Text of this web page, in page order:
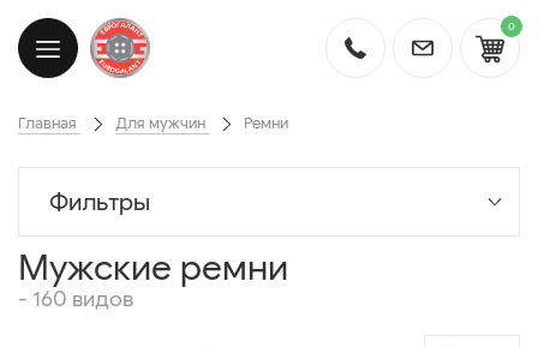
0
Главная Для мужчин Ремни
Фильтры
Мужские ремни
- 160 видов